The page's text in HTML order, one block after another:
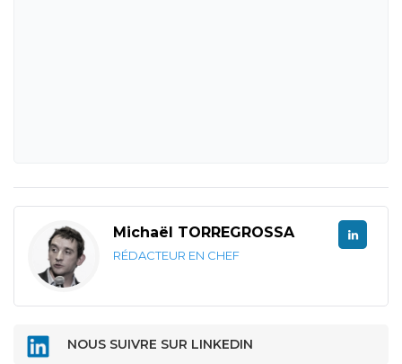
Michaël TORREGROSSA
RÉDACTEUR EN CHEF
NOUS SUIVRE SUR LINKEDIN